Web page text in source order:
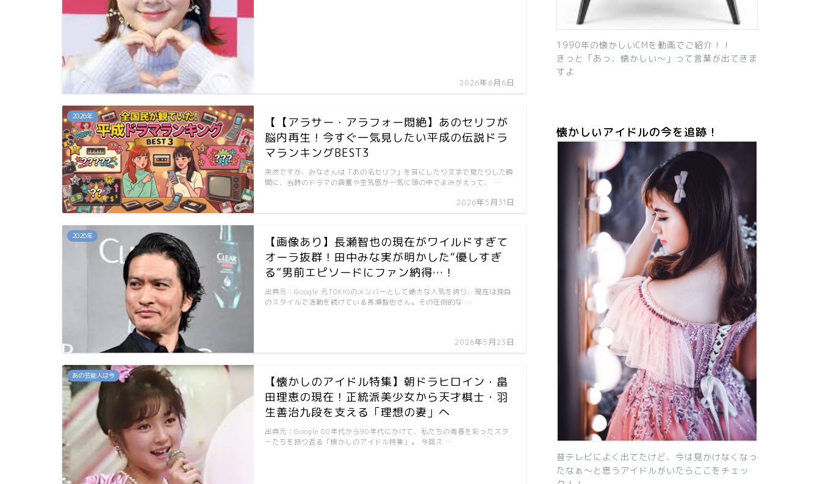
2026年6月6日
2026年
【【アラサー・アラフォー悶絶】あのセリフが
脳内再生！今すぐ一気見したい平成の伝説ドラ
マランキングBEST3
2026年5月31日
突然ですが、みなさんは「あの名セリフ」を耳にしたり文字で見たりした瞬
間に、当時のドラマの興奮や空気感が一気に頭の中でよみがえって、 …
2026年
【画像あり】長瀬智也の現在がワイルドすぎて
オーラ抜群！田中みな実が明かした“優しすぎ
る”男前エピソードにファン納得…！
2026年5月23日
出典元：Google 元TOKIOのメンバーとして絶大な人気を誇り、現在は独自
のスタイルで活動を続けている長瀬智也さん。その圧倒的な …
あの芸能人は今
【懐かしのアイドル特集】朝ドラヒロイン・畠
田理恵の現在！正統派美少女から天才棋士・羽
生善治九段を支える「理想の妻」へ
出典元：Google 80年代から90年代にかけて、私たちの青春を彩ったスタ
ーたちを振り返る「懐かしのアイドル特集」。 今回ス …
1990年の懐かしいCMを動画でご紹介！！
きっと「あっ、懐かしい～」って言葉が出てきま
すよ
懐かしいアイドルの今を追跡！
昔テレビによく出てたけど、今は見かけなくなっ
たなぁ～と思うアイドルがいたらここをチェッ